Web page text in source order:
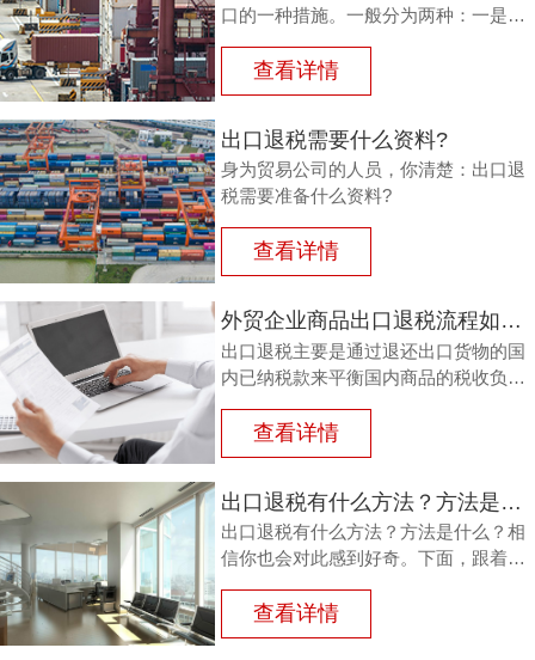
口的一种措施。一般分为两种：一是退
或半成品，加工制成产品出口时，退还
其已纳的进口税。
查看详情
出口退税需要什么资料?
身为贸易公司的人员，你清楚：出口退
税需要准备什么资料?
查看详情
外贸企业商品出口退税流程如何？鸿裕以鞋业公司申请出口退税为例
出口退税主要是通过退还出口货物的国
内已纳税款来平衡国内商品的税收负
品出口退税流程如何？能退多少？广州
鸿裕财税以下用案例说明。
查看详情
出口退税有什么方法？方法是什么？
出口退税有什么方法？方法是什么？相
信你也会对此感到好奇。下面，跟着广
查看详情